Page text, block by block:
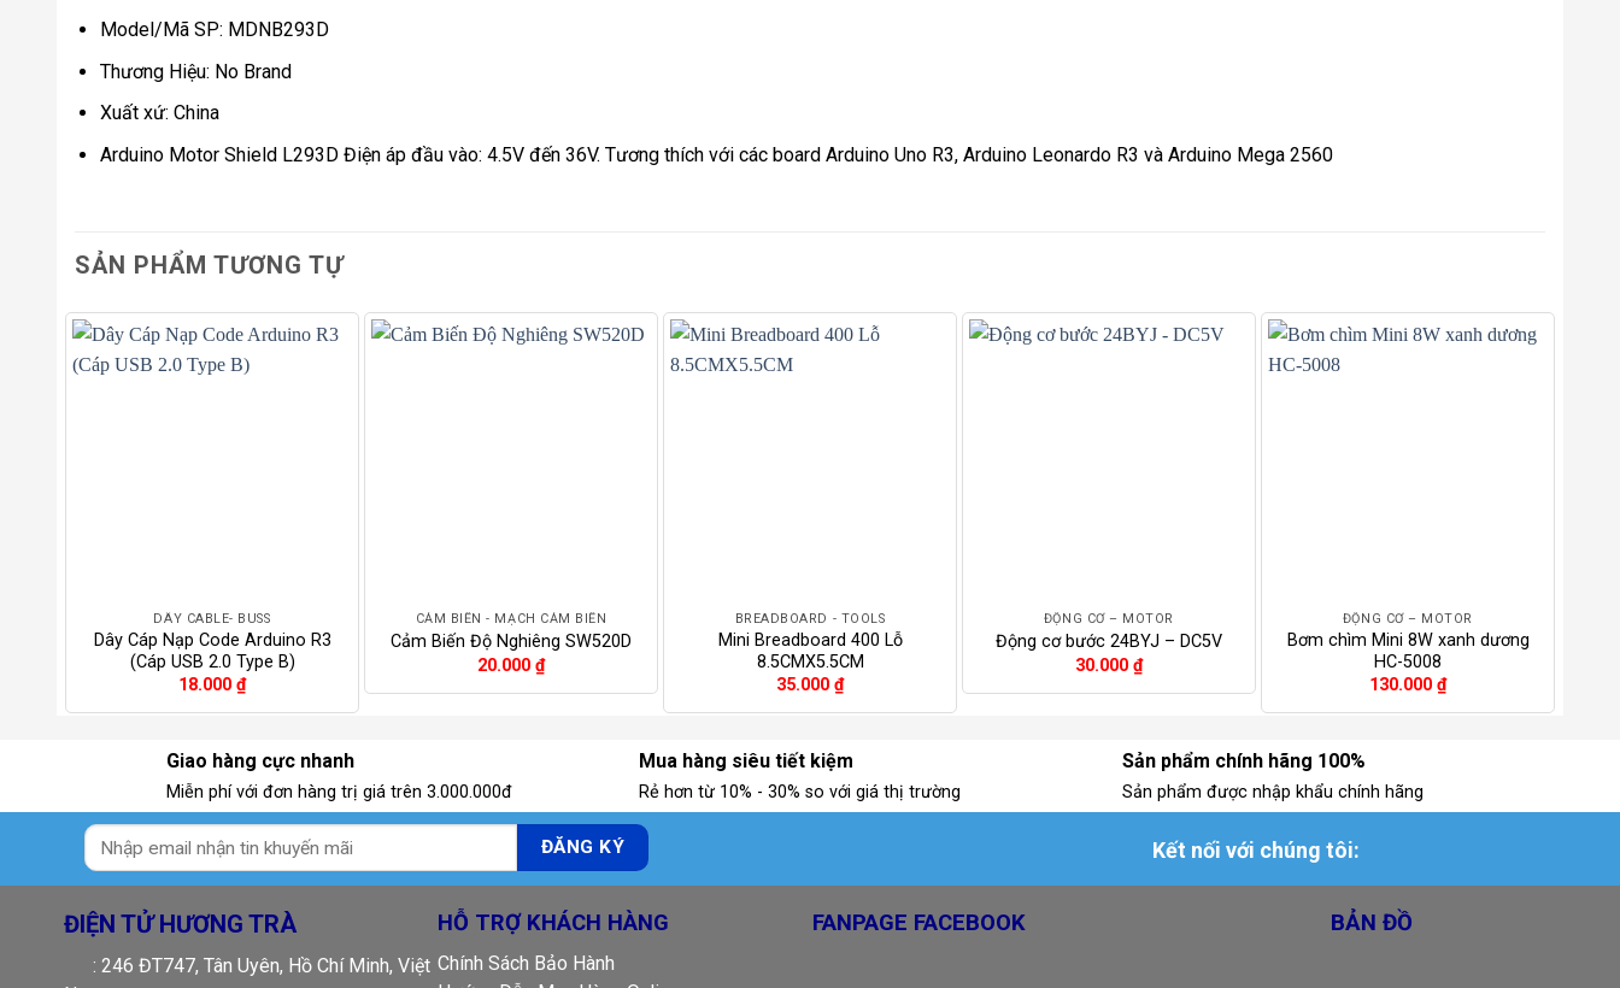
Model/Mã SP: MDNB293D
Thương Hiệu: No Brand
Xuất xứ: China
Arduino Motor Shield L293D Điện áp đầu vào: 4.5V đến 36V. Tương thích với các board Arduino Uno R3, Arduino Leonardo R3 và Arduino Mega 2560
SẢN PHẨM TƯƠNG TỰ
DÂY CABLE- BUSS
Dây Cáp Nạp Code Arduino R3
(Cáp USB 2.0 Type B)
18.000 ₫
CẢM BIẾN - MẠCH CẢM BIẾN
Cảm Biến Độ Nghiêng SW520D
20.000 ₫
BREADBOARD - TOOLS
Mini Breadboard 400 Lỗ
8.5CMX5.5CM
35.000 ₫
ĐỘNG CƠ – MOTOR
Động cơ bước 24BYJ – DC5V
30.000 ₫
ĐỘNG CƠ – MOTOR
Bơm chìm Mini 8W xanh dương
HC-5008
130.000 ₫
Giao hàng cực nhanh
Miễn phí với đơn hàng trị giá trên 3.000.000đ
Mua hàng siêu tiết kiệm
Rẻ hơn từ 10% - 30% so với giá thị trường
Sản phẩm chính hãng 100%
Sản phẩm được nhập khẩu chính hãng
Kết nối với chúng tôi:
ĐIỆN TỬ HƯƠNG TRÀ
: 246 ĐT747, Tân Uyên, Hồ Chí Minh, Việt
HỖ TRỢ KHÁCH HÀNG
Chính Sách Bảo Hành
FANPAGE FACEBOOK BẢN ĐỒ